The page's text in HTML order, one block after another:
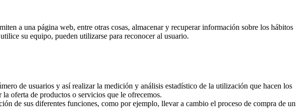
a una página web, entre otras cosas, almacenar y recuperar información sobre los hábitos
su equipo, pueden utilizarse para reconocer al usuario.
de usuarios y así realizar la medición y análisis estadístico de la utilización que hacen los
oferta de productos o servicios que le ofrecemos.
de sus diferentes funciones, como por ejemplo, llevar a cambio el proceso de compra de un